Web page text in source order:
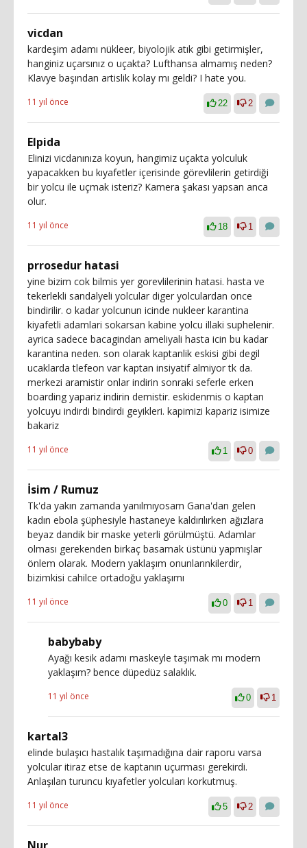
vicdan
kardeşim adamı nükleer, biyolojik atık gibi getirmişler,
hanginiz uçarsınız o uçakta? Lufthansa almamış neden?
Klavye başından artislik kolay mı geldi? I hate you.
11 yıl önce 22 2
Elpida
Elinizi vicdanınıza koyun, hangimiz uçakta yolculuk
yapacakken bu kıyafetler içerisinde görevlilerin getirdiği
bir yolcu ile uçmak isteriz? Kamera şakası yapsan anca
olur.
11 yıl önce 18 1
prrosedur hatasi
yine bizim cok bilmis yer gorevlilerinin hatasi. hasta ve
tekerlekli sandalyeli yolcular diger yolculardan once
bindirilir. o kadar yolcunun icinde nukleer karantina
kiyafetli adamlari sokarsan kabine yolcu illaki suphelenir.
ayrica sadece bacagindan ameliyali hasta icin bu kadar
karantina neden. son olarak kaptanlik eskisi gibi degil
ucaklarda tlefeon var kaptan insiyatif almiyor tk da.
merkezi aramistir onlar indirin sonraki seferle erken
boarding yapariz indirin demistir. eskidenmis o kaptan
yolcuyu indirdi bindirdi geyikleri. kapimizi kapariz isimize
bakariz
11 yıl önce 1 0
İsim / Rumuz
Tk'da yakın zamanda yanılmıyosam Gana'dan gelen
kadın ebola şüphesiyle hastaneye kaldırılırken ağızlara
beyaz dandik bir maske yeterli görülmüştü. Adamlar
olması gerekenden birkaç basamak üstünü yapmışlar
önlem olarak. Modern yaklaşım onunlarınkilerdir,
bizimkisi cahilce ortadoğu yaklaşımı
11 yıl önce 0 1
babybaby
Ayağı kesik adamı maskeyle taşımak mı modern
yaklaşım? bence düpedüz salaklık.
11 yıl önce 0 1
kartal3
elinde bulaşıcı hastalık taşımadığına dair raporu varsa
yolcular itiraz etse de kaptanın uçurması gerekirdi.
Anlaşılan turuncu kıyafetler yolcuları korkutmuş.
11 yıl önce 5 2